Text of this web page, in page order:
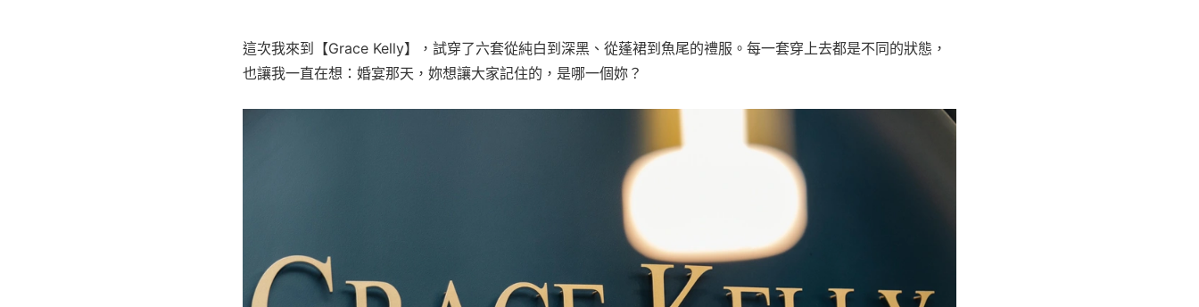
這次我來到【Grace Kelly】，試穿了六套從純白到深黑、從蓬裙到魚尾的禮服。每一套穿上去都是不同的狀態，
也讓我一直在想：婚宴那天，妳想讓大家記住的，是哪一個妳？